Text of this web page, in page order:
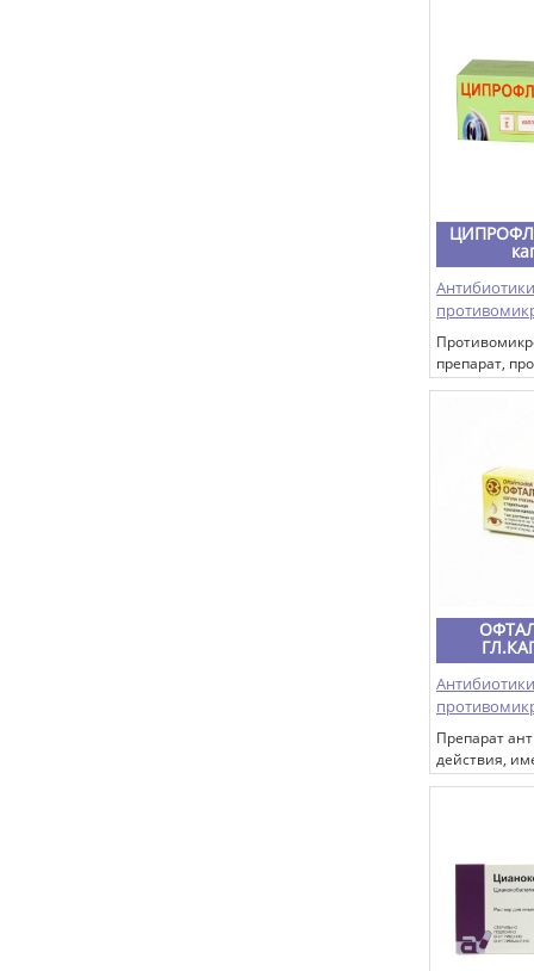
значений
мочи в
препарат,
Препарат
действия,
широкий
(гонококки,
микрофлоры,